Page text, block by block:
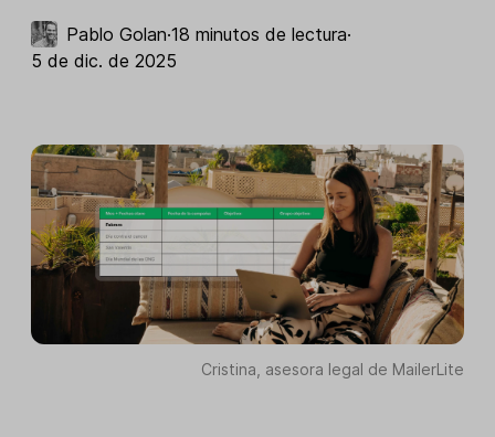
Pablo Golan·18 minutos de lectura·
5 de dic. de 2025
Cristina, asesora legal de MailerLite